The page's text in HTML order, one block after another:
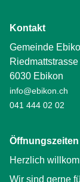
Kontakt
Gemeinde
6030 Ebikon
info@ebikon.ch
041 444 02 02
Öffnungszeiten
Herzlich
Wir sind gerne